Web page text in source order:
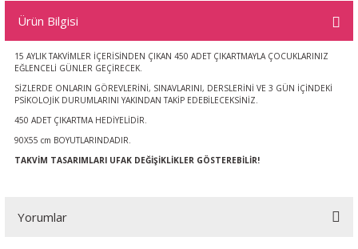
Ürün Bilgisi
15 AYLIK TAKVİMLER İÇERİSİNDEN ÇIKAN 450 ADET ÇIKARTMAYLA ÇOCUKLARINIZ
EĞLENCELİ GÜNLER GEÇİRECEK.
SİZLERDE ONLARIN GÖREVLERİNİ, SINAVLARINI, DERSLERİNİ VE 3 GÜN İÇİNDEKİ
PSİKOLOJİK DURUMLARINI YAKINDAN TAKİP EDEBİLECEKSİNİZ.
450 ADET ÇIKARTMA HEDİYELİDİR.
90X55 cm BOYUTLARINDADIR.
TAKVİM TASARIMLARI UFAK DEĞİŞİKLİKLER GÖSTEREBİLİR!
Yorumlar